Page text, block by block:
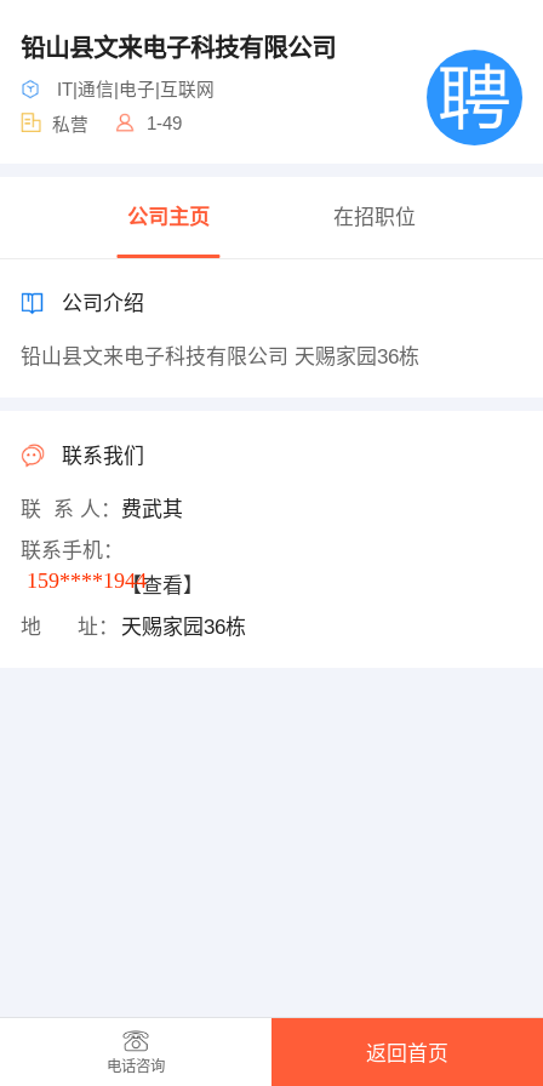
铅山县文来电子科技有限公司
IT|通信|电子|互联网
私营
1-49
公司主页 在招职位
公司介绍
铅山县文来电子科技有限公司 天赐家园36栋
联系我们
联 系 人： 费武其
联系手机：
159****1944【查看】
地 址：
天赐家园36栋
电话咨询
返回首页